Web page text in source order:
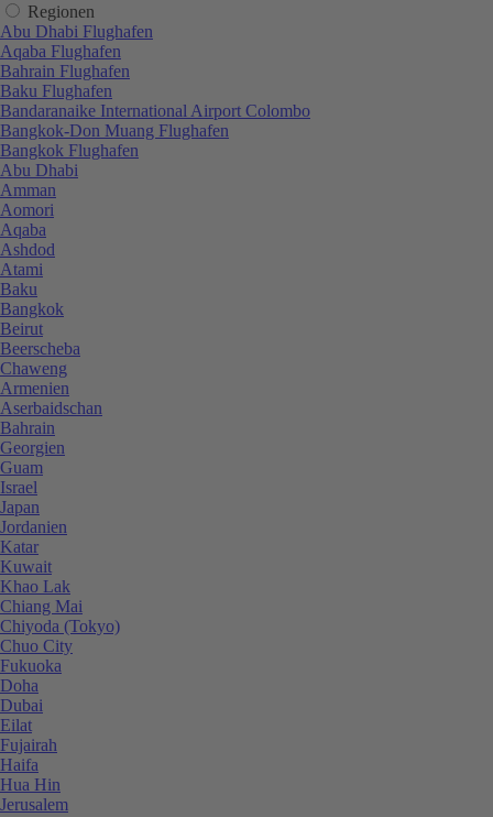
Regionen
Abu Dhabi Flughafen
Aqaba Flughafen
Bahrain Flughafen
Baku Flughafen
Bandaranaike International Airport Colombo
Bangkok-Don Muang Flughafen
Bangkok Flughafen
Abu Dhabi
Amman
Aomori
Aqaba
Ashdod
Atami
Baku
Bangkok
Beirut
Beerscheba
Chaweng
Armenien
Aserbaidschan
Bahrain
Georgien
Guam
Israel
Japan
Jordanien
Katar
Kuwait
Khao Lak
Chiang Mai
Chiyoda (Tokyo)
Chuo City
Fukuoka
Doha
Dubai
Eilat
Fujairah
Haifa
Hua Hin
Jerusalem